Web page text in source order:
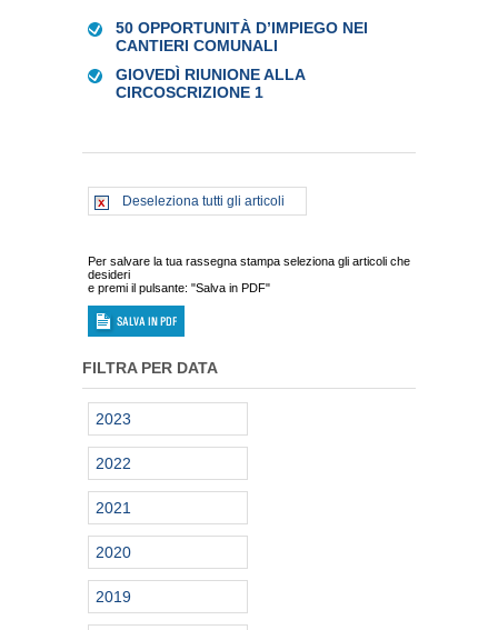
50 OPPORTUNITÀ D’IMPIEGO NEI
CANTIERI COMUNALI
GIOVEDÌ RIUNIONE ALLA
CIRCOSCRIZIONE 1
Deseleziona tutti gli articoli
Per salvare la tua rassegna stampa seleziona gli articoli che
desideri
e premi il pulsante: "Salva in PDF"
FILTRA PER DATA
2023
2022
2021
2020
2019